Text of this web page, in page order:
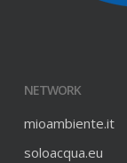
NETWORK
mioambiente.it
soloacqua.eu